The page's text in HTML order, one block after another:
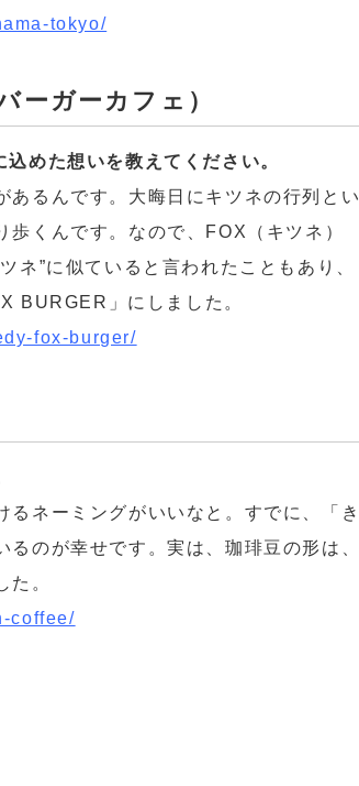
tokyo/
ーガーカフェ）
めた想いを教えてください。
あるんです。大晦日にキツネの行列とい
くんです。なので、FOX（キツネ）
ネ”に似ていると言われたこともあり、
BURGER」にしました。
fox-burger/
るネーミングがいいなと。すでに、「き
のが幸せです。実は、珈琲豆の形は、
た。
coffee/